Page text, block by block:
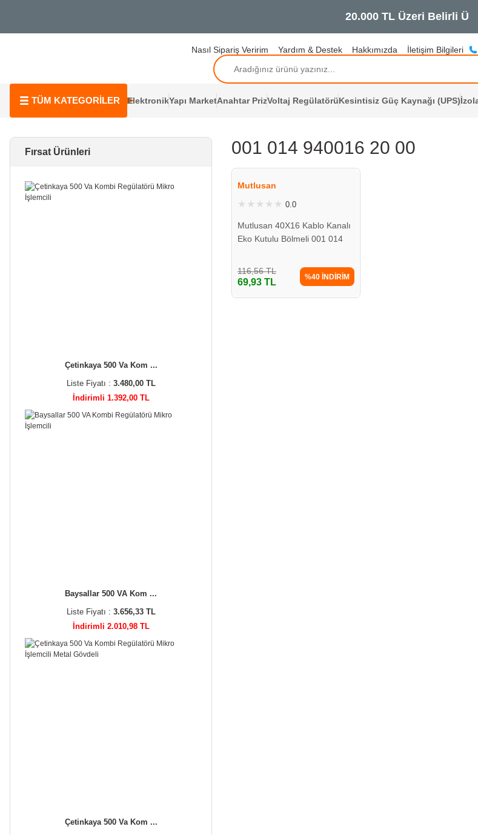
Nasıl Sipariş Veririm Yardım & Destek Hakkımızda İletişim Bilgileri
TÜM KATEGORİLER ElektronikYapı MarketAnahtar PrizVoltaj RegülatörüKesintisiz Güç Kaynağı (UPS)
Fırsat Ürünleri
Çetinkaya 500 Va Kom ...
Liste Fiyatı : 3.480,00 TL
İndirimli 1.392,00 TL
Baysallar 500 VA Kom ...
Liste Fiyatı : 3.656,33 TL
İndirimli 2.010,98 TL
Çetinkaya 500 Va Kom ...
001 014 940016 20 00
Mutlusan
0.0
Mutlusan 40X16 Kablo Kanalı
Eko Kutulu Bölmeli 001 014
116,56 TL
69,93 TL
%40 İNDİRİM